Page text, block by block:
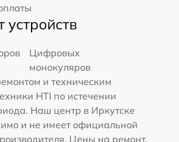
устройств
Цифровых
монокуляров
и техническим
HTI по истечении
Наш центр в Иркутске
и не имеет официальной
Цены на ремонт,